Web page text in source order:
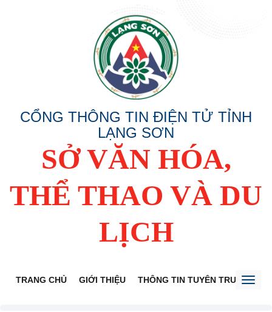
CỔNG THÔNG TIN ĐIỆN TỬ TỈNH
LẠNG SƠN
SỞ VĂN HÓA,
THỂ THAO VÀ DU
LỊCH
TRANG CHỦ GIỚI THIỆU THÔNG TIN TUYÊN TRUYỀN